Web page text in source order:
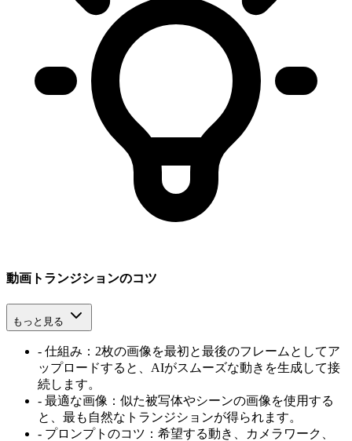
動画トランジションのコツ
もっと見る
- 仕組み：2枚の画像を最初と最後のフレームとしてア
ップロードすると、AIがスムーズな動きを生成して接
続します。
- 最適な画像：似た被写体やシーンの画像を使用する
と、最も自然なトランジションが得られます。
- プロンプトのコツ：希望する動き、カメラワーク、